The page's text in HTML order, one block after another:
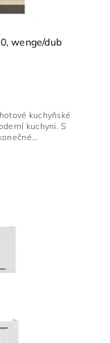
wenge/dub
kuchyňské
kuchyni. S